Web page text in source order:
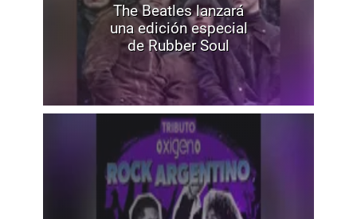
The Beatles lanzará
una edición especial
de Rubber Soul